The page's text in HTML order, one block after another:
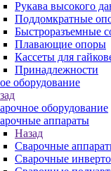
Рукава высокого
Поддомкратные
Быстроразъемные
Плавающие опоры
Кассеты для
Принадлежности
оборудование
оборудование
аппараты
Назад
Сварочные
Сварочные